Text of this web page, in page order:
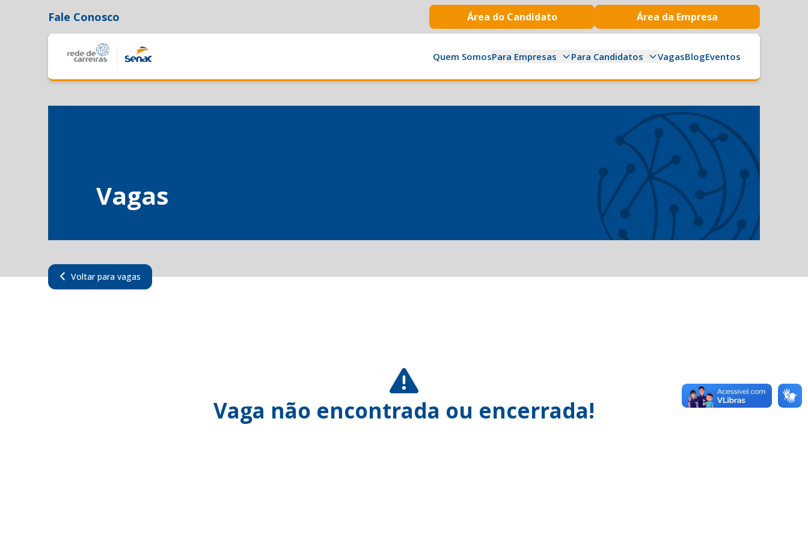
Fale Conosco Área do Candidato Área da Empresa
Quem SomosPara Empresas Para Candidatos VagasBlogEventos
Vagas
Voltar para vagas
Vaga não encontrada ou encerrada!